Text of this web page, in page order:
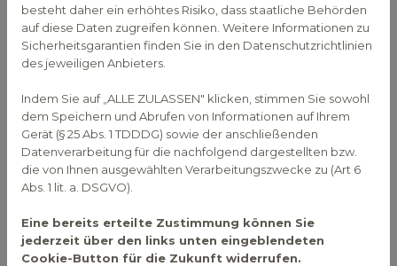
Mittelohrentzündung oder eine
Nasennebenhöhlenentzündung auslösen, im
schlimmsten Fall kann es zu einer
Hirnhautentzündung oder einer Blutvergiftung
kommen. Eine Lungenentzündung tritt häufiger bei
Personen über 60 Jahren auf.
Übertragung von
Pneumokokken auch
durch gesunde Personen
möglich
besteht daher ein erhöhtes Risiko, dass staatliche Behörden
auf diese Daten zugreifen können. Weitere Informationen zu
Sicherheitsgarantien finden Sie in den Datenschutzrichtlinien
des jeweiligen Anbieters.
Indem Sie auf „ALLE ZULASSEN" klicken, stimmen Sie sowohl
dem Speichern und Abrufen von Informationen auf Ihrem
Gerät (§ 25 Abs. 1 TDDDG) sowie der anschließenden
Datenverarbeitung für die nachfolgend dargestellten bzw.
die von Ihnen ausgewählten Verarbeitungszwecke zu (Art 6
Abs. 1 lit. a. DSGVO).
Eine bereits erteilte Zustimmung können Sie
jederzeit über den links unten eingeblendeten
Cookie-Button für die Zukunft widerrufen.